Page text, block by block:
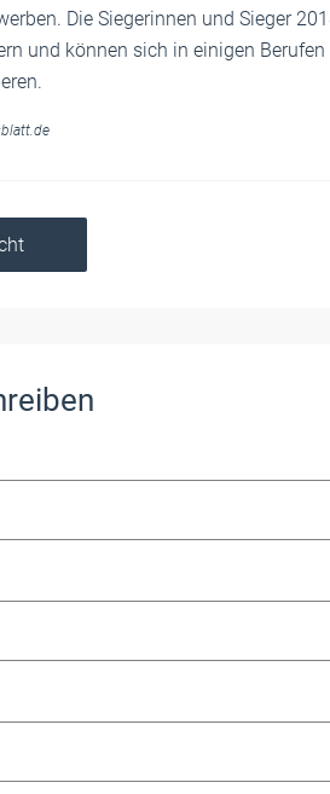
Die Siegerinnen und Sieger
und können sich in einigen